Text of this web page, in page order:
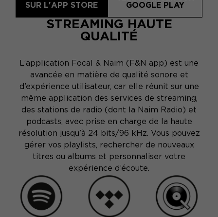
SUR L'APP STORE
GOOGLE PLAY
STREAMING HAUTE
QUALITÉ
L’application Focal & Naim (F&N app) est une
avancée en matière de qualité sonore et
d’expérience utilisateur, car elle réunit sur une
même application des services de streaming,
des stations de radio (dont la Naim Radio) et
podcasts, avec prise en charge de la haute
résolution jusqu’à 24 bits/96 kHz. Vous pouvez
gérer vos playlists, rechercher de nouveaux
titres ou albums et personnaliser votre
expérience d’écoute.